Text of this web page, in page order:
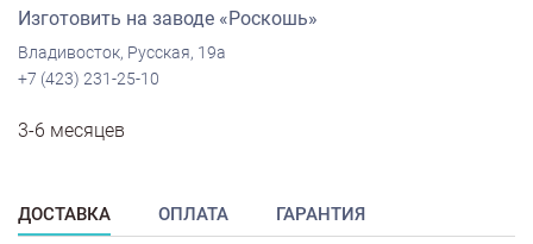
Изготовить на заводе «Роскошь»
Владивосток, Русская, 19а
+7 (423) 231-25-10
3-6 месяцев
ДОСТАВКА ОПЛАТА ГАРАНТИЯ